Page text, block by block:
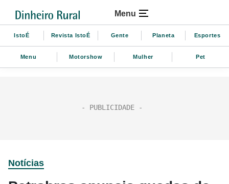
Menu
IstoÉ Revista IstoÉ Gente Planeta Esportes
Menu Motorshow Mulher Pet
Notícias